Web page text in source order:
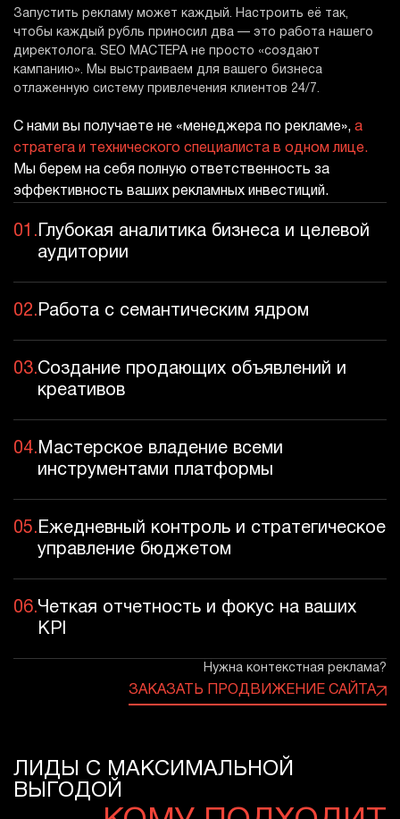
Запустить рекламу может каждый. Настроить её так,
чтобы каждый рубль приносил два — это работа нашего
директолога. SEO МАСТЕРА не просто «создают
кампанию». Мы выстраиваем для вашего бизнеса
отлаженную систему привлечения клиентов 24/7.
С нами вы получаете не «менеджера по рекламе», а
стратега и технического специалиста в одном лице.
Мы берем на себя полную ответственность за
эффективность ваших рекламных инвестиций.
01. Глубокая аналитика бизнеса и целевой
аудитории
02. Работа с семантическим ядром
03.Создание продающих объявлений и
креативов
04. Мастерское владение всеми
инструментами платформы
05. Ежедневный контроль и стратегическое
управление бюджетом
06.Четкая отчетность и фокус на ваших
KPI
Нужна контекстная реклама?
ЗАКАЗАТЬ ПРОДВИЖЕНИЕ САЙТА
ЛИДЫ С МАКСИМАЛЬНОЙ
ВЫГОДОЙ